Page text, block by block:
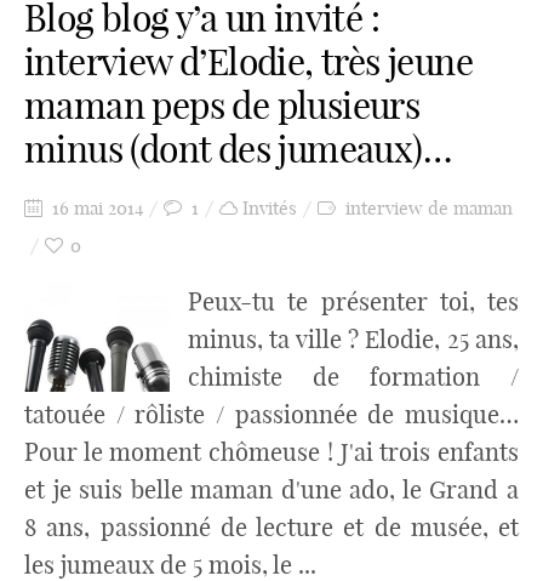
Blog blog y’a un invité :
interview d’Elodie, très jeune
maman peps de plusieurs
minus (dont des jumeaux)…
16 mai 2014 1 Invités
interview de maman
0
Peux-tu te présenter toi, tes
minus, ta ville ? Elodie, 25 ans,
chimiste de formation /
tatouée / rôliste / passionnée de musique…
Pour le moment chômeuse ! J'ai trois enfants
et je suis belle maman d'une ado, le Grand a
8 ans, passionné de lecture et de musée, et
les jumeaux de 5 mois, le ...